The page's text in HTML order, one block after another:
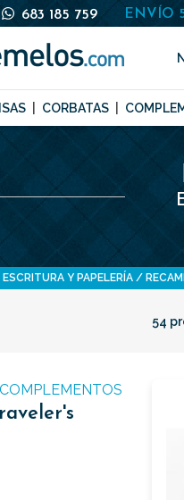
683 185 759 ENVÍO
CORBATAS
ESCRITURA Y PAPELERÍA
54